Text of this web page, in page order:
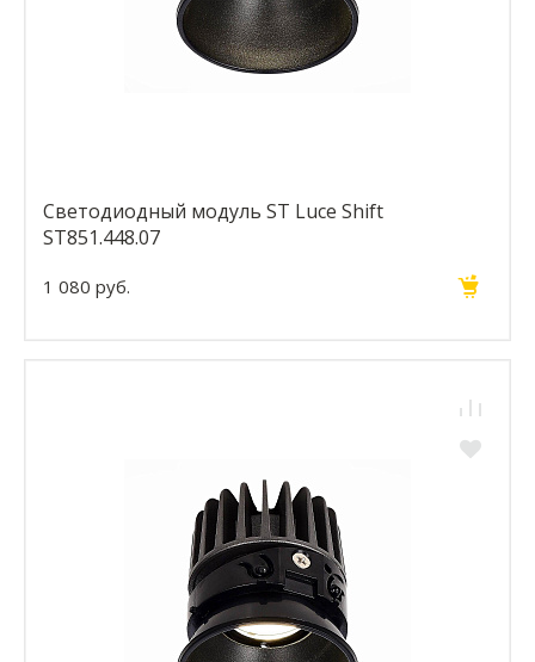
Светодиодный модуль ST Luce Shift
ST851.448.07
1 080 руб.